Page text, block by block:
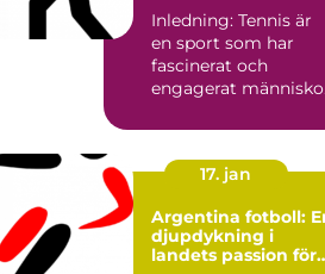
Inledning: Tennis är
en sport som har
fascinerat och
engagerat
de me...
17. jan
Argentina fotboll:
djupdykning i
landets passion för